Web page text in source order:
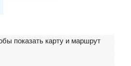
показать карту и маршрут